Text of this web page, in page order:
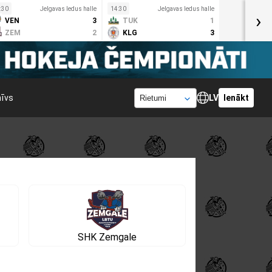
Jelgavas ledus halle
VEN
3
ZEM
2
14:30 Jelgavas ledus halle
TUK
1
KLG
3
›
LV Ienākt
SHK Zemgale